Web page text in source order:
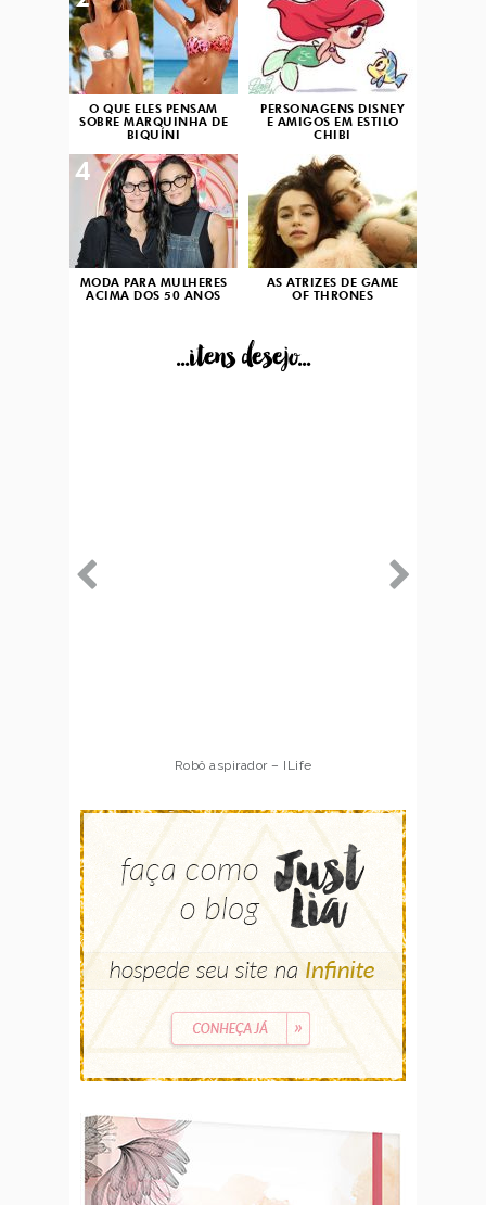
O QUE ELES PENSAM
SOBRE MARQUINHA DE
BIQUÍNI
PERSONAGENS DISNEY
E AMIGOS EM ESTILO
CHIBI
MODA PARA MULHERES
ACIMA DOS 50 ANOS
4
AS ATRIZES DE GAME
OF THRONES
...itens desejo...
Robô aspirador – ILife